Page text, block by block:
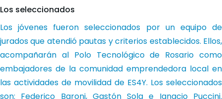
Los seleccionados
Los jóvenes fueron seleccionados por un equipo de
jurados que atendió pautas y criterios establecidos. Ellos,
acompañarán al Polo Tecnológico de Rosario como
embajadores de la comunidad emprendedora local en
las actividades de movilidad de ES4Y. Los seleccionados
son: Federico Baroni, Gastón Sola e Ignacio Puccini.